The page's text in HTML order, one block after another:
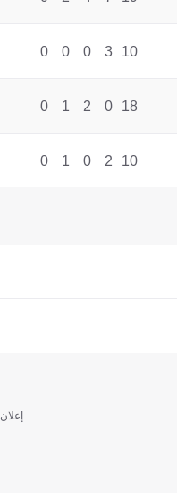
10
3
0
0
0
18
0
2
1
0
10
2
0
1
0
إعلان